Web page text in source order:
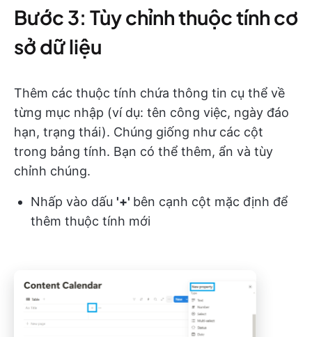
Bước 3: Tùy chỉnh thuộc tính cơ
sở dữ liệu
Thêm các thuộc tính chứa thông tin cụ thể về
từng mục nhập (ví dụ: tên công việc, ngày đáo
hạn, trạng thái). Chúng giống như các cột
trong bảng tính. Bạn có thể thêm, ẩn và tùy
chỉnh chúng.
Nhấp vào dấu '+' bên cạnh cột mặc định để
thêm thuộc tính mới